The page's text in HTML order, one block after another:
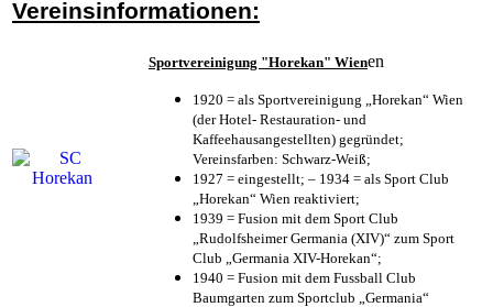
Vereinsinformationen:
Sportvereinigung "Horekan" Wienen
1920 = als Sportvereinigung „Horekan“ Wien
(der Hotel- Restauration- und
Kaffeehausangestellten) gegründet;
Vereinsfarben: Schwarz-Weiß;
1927 = eingestellt; – 1934 = als Sport Club
„Horekan“ Wien reaktiviert;
1939 = Fusion mit dem Sport Club
„Rudolfsheimer Germania (XIV)“ zum Sport
Club „Germania XIV-Horekan“;
1940 = Fusion mit dem Fussball Club
Baumgarten zum Sportclub „Germania“